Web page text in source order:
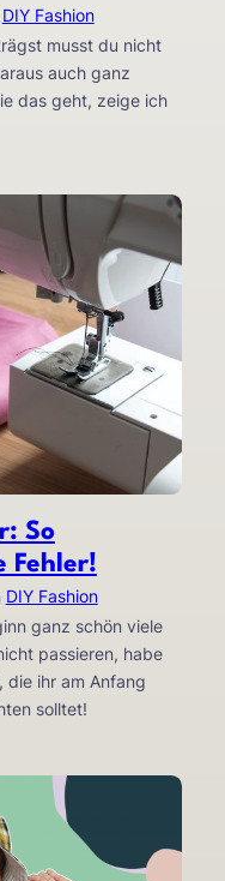
DIY Fashion
musst du nicht
auch ganz
das geht, zeige ich
So
Fehler!
DIY Fashion
ganz schön viele
passieren, habe
ihr am Anfang
solltet!